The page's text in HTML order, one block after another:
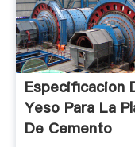
Especificacion
Yeso Para La
De Cemento